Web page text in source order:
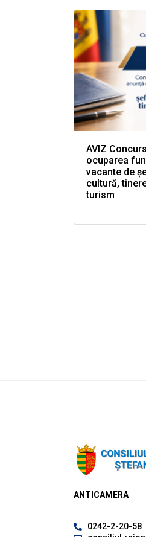
AVIZ
ocuparea
vacante de
cultură,
turism
ANTICAMERA
0242-2-20-58